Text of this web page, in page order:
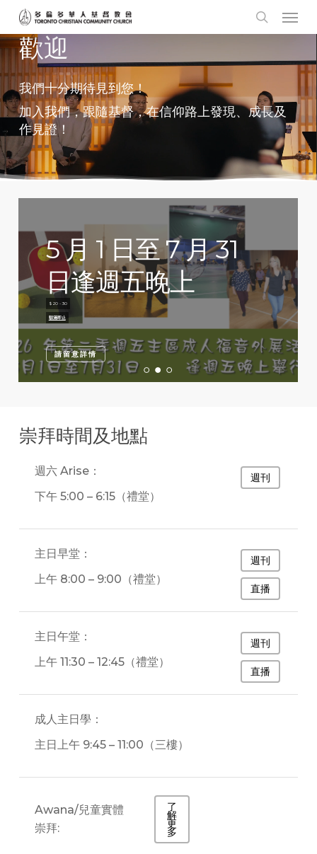
Skip
main
content
search
歡迎
我們十分期待見到您！
加入我們，跟隨基督，在信仰路上發現、成長及
作見證！
詳細資訊
202 6
年第二季主日學
5 月 8 日至 8 月 9 日
詳情及報名
5月 1 日至 7月31
日逢週五晚上
$ 20 - 30
額滿即止
請留意詳情
詳細資訊
202 6
年第二季主日學
5 月 8 日至 8 月 9 日
詳情及報名
崇拜時間及地點
週六 Arise：
下午 5:00 – 6:15（禮堂）
週刊
主日早堂：
上午 8:00 – 9:00（禮堂）
週刊
直播
主日午堂：
上午 11:30 – 12:45（禮堂）
週刊
直播
成人主日學：
主日上午 9:45 – 11:00（三樓）
Awana/兒童實體
崇拜:
了
解
更
多